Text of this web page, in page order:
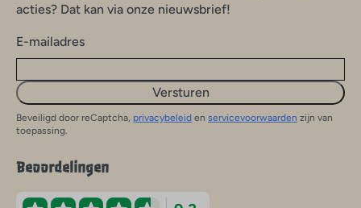
acties? Dat kan via onze nieuwsbrief!
E-mailadres
Versturen
Beveiligd door reCaptcha, privacybeleid en servicevoorwaarden zijn van
toepassing.
Beoordelingen